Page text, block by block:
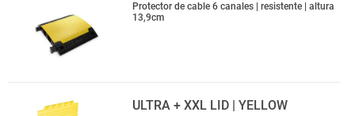
Protector de cable 6 canales | resistente | altura
13,9cm
ULTRA + XXL LID | YELLOW